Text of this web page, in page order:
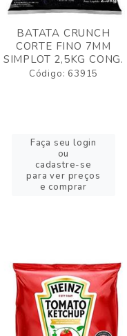
BATATA CRUNCH
CORTE FINO 7MM
SIMPLOT 2,5KG CONG.
Código: 63915
Faça seu login
ou
cadastre-se
para ver preços
e comprar